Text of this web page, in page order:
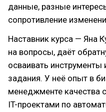
данные, разные
сопротивление
Наставник курса — Яна
на вопросы, даёт
осваивать
задания. У неё опыт в
менеджменте качества
IT-проектами по